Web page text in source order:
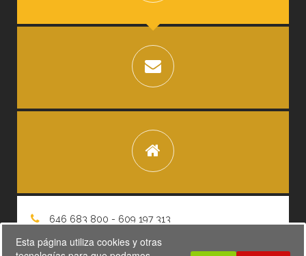
646 683 800 - 609 197 313
Esta página utiliza cookies y otras